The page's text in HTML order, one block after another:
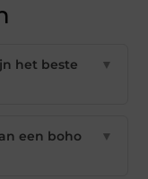
het beste
▼
een boho
▼